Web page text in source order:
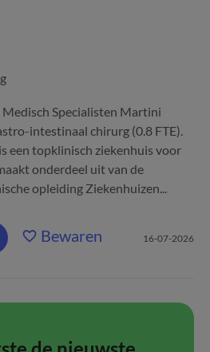
Specialisten Martini
intestinaal chirurg (0.8 FTE).
een topklinisch ziekenhuis voor
onderdeel uit van de
opleiding Ziekenhuizen...
Bewaren 16-07-2026